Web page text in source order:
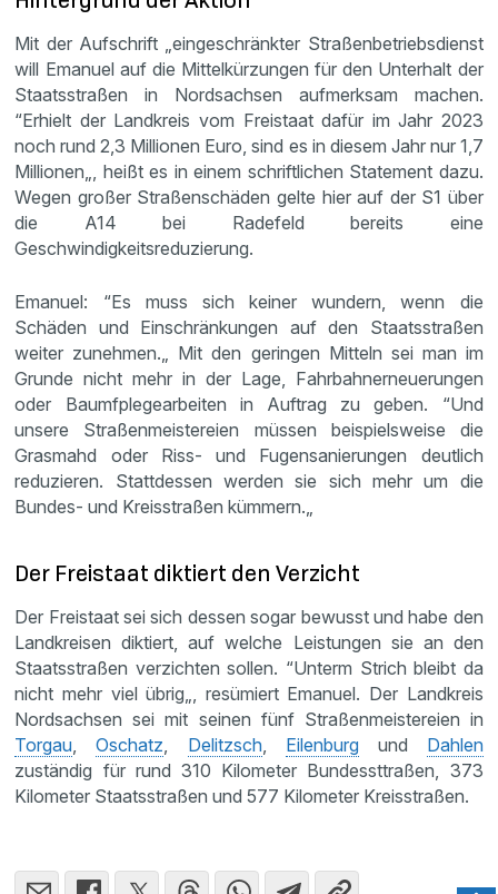
Mit der Aufschrift „eingeschränkter Straßenbetriebsdienst
will Emanuel auf die Mittelkürzungen für den Unterhalt der
Staatsstraßen in Nordsachsen aufmerksam machen.
“Erhielt der Landkreis vom Freistaat dafür im Jahr 2023
noch rund 2,3 Millionen Euro, sind es in diesem Jahr nur 1,7
Millionen„, heißt es in einem schriftlichen Statement dazu.
Wegen großer Straßenschäden gelte hier auf der S1 über
die A14 bei Radefeld bereits eine
Geschwindigkeitsreduzierung.
Emanuel: “Es muss sich keiner wundern, wenn die
Schäden und Einschränkungen auf den Staatsstraßen
weiter zunehmen.„ Mit den geringen Mitteln sei man im
Grunde nicht mehr in der Lage, Fahrbahnerneuerungen
oder Baumfplegearbeiten in Auftrag zu geben. “Und
unsere Straßenmeistereien müssen beispielsweise die
Grasmahd oder Riss- und Fugensanierungen deutlich
reduzieren. Stattdessen werden sie sich mehr um die
Bundes- und Kreisstraßen kümmern.„
Der Freistaat diktiert den Verzicht
Der Freistaat sei sich dessen sogar bewusst und habe den
Landkreisen diktiert, auf welche Leistungen sie an den
Staatsstraßen verzichten sollen. “Unterm Strich bleibt da
nicht mehr viel übrig„, resümiert Emanuel. Der Landkreis
Nordsachsen sei mit seinen fünf Straßenmeistereien in
Torgau,Oschatz, Delitzsch, Eilenburgund Dahlen
zuständig für rund 310 Kilometer Bundessttraßen, 373
Kilometer Staatsstraßen und 577 Kilometer Kreisstraßen.